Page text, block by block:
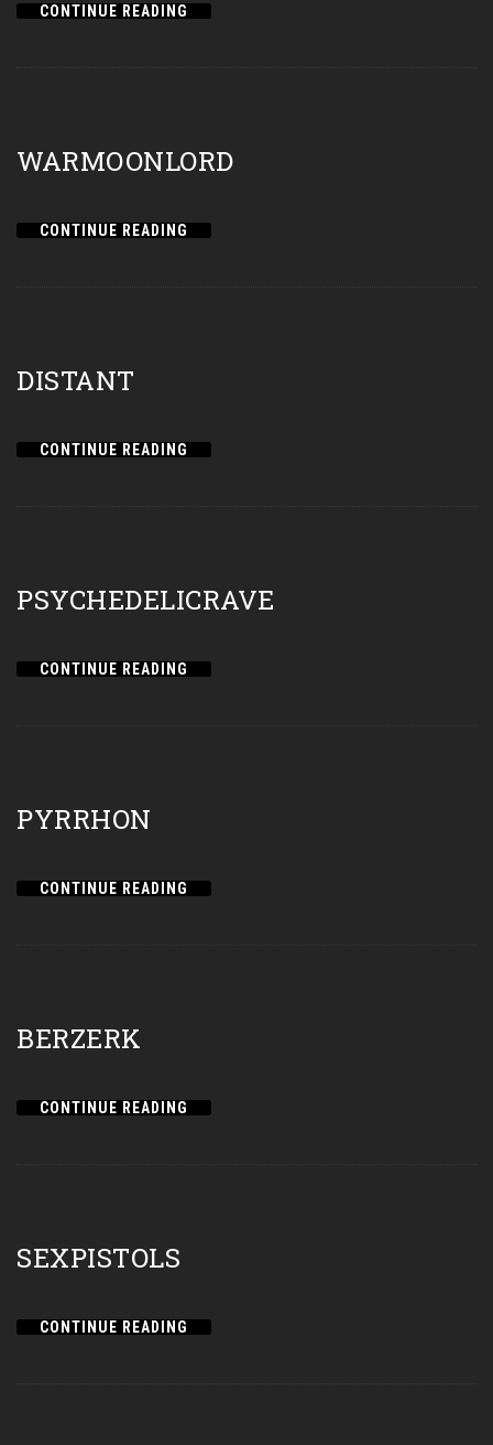
CONTINUE READING
WARMOONLORD
CONTINUE READING
DISTANT
CONTINUE READING
PSYCHEDELICRAVE
CONTINUE READING
PYRRHON
CONTINUE READING
BERZERK
CONTINUE READING
SEXPISTOLS
CONTINUE READING